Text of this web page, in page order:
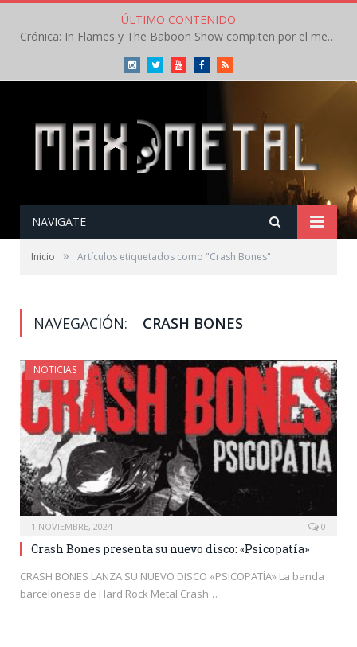
ÚLTIMO CONTENIDO
Crónica: In Flames y The Baboon Show compiten por el mejor concierto del día en el Leyendas del Rock – Viernes – Agosto 2026
InstagramTwitterYoutubeFacebookRSS
NAVIGATE
Inicio » Artículos etiquetados como "Crash Bones"
NAVEGACIÓN: CRASH BONES
NOTICIAS
1 NOVIEMBRE, 2024 0
Crash Bones presenta su nuevo disco: «Psicopatía»
CRASH BONES LANZA SU NUEVO DISCO «PSICOPATÍA» La banda
barcelonesa de Hard Rock Metal Crash…